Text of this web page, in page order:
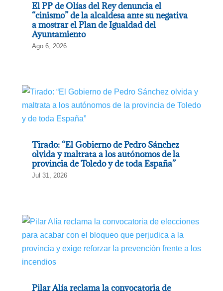
El PP de Olías del Rey denuncia el
“cinismo” de la alcaldesa ante su negativa
a mostrar el Plan de Igualdad del
Ayuntamiento
Ago 6, 2026
Tirado: “El Gobierno de Pedro Sánchez
olvida y maltrata a los autónomos de la
provincia de Toledo y de toda España”
Jul 31, 2026
Pilar Alía reclama la convocatoria de